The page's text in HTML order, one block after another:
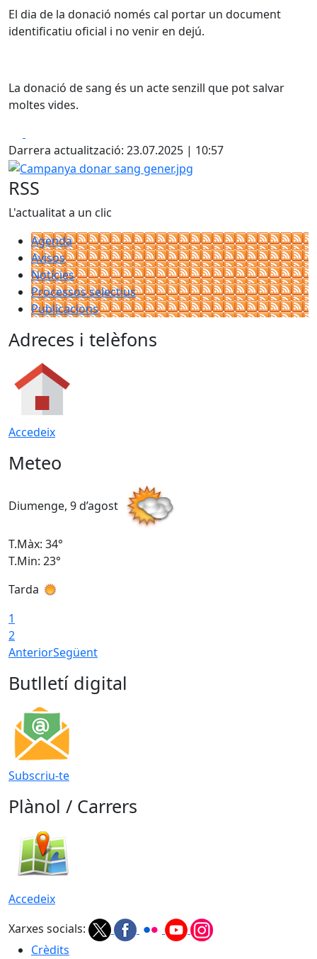
El dia de la donació només cal portar un document
identificatiu oficial i no venir en dejú.
La donació de sang és un acte senzill que pot salvar
moltes vides.
Darrera actualització: 23.07.2025 | 10:57
Campanya donar sang gener.jpg
RSS
L'actualitat a un clic
Agenda
Avisos
Notícies
Processos selectius
Publicacions
Adreces i telèfons
Accedeix
Meteo
Diumenge, 9 d’agost
T.Màx: 34°
T.Min: 23°
Tarda
1
2
AnteriorSegüent
Butlletí digital
Subscriu-te
Plànol / Carrers
Accedeix
Xarxes socials:
Crèdits